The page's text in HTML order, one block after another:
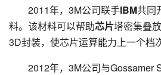
2011年，3M公司联手IBM共同
料。该材料可以帮助芯片塔密集叠
3D封装，使芯片运算能力上一个档
2012年，3M公司与Gossamer